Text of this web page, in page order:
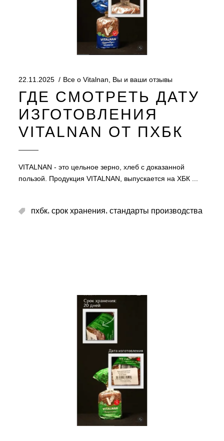
22.11.2025 Все о Vitalnan Вы и ваши отзывы
ГДЕ СМОТРЕТЬ ДАТУ
ИЗГОТОВЛЕНИЯ
VITALNAN ОТ ПХБК
VITALNAN - это цельное зерно, хлеб с доказанной
пользой. Продукция VITALNAN, выпускается на ХБК
пхбк, срок хранения, стандарты производства